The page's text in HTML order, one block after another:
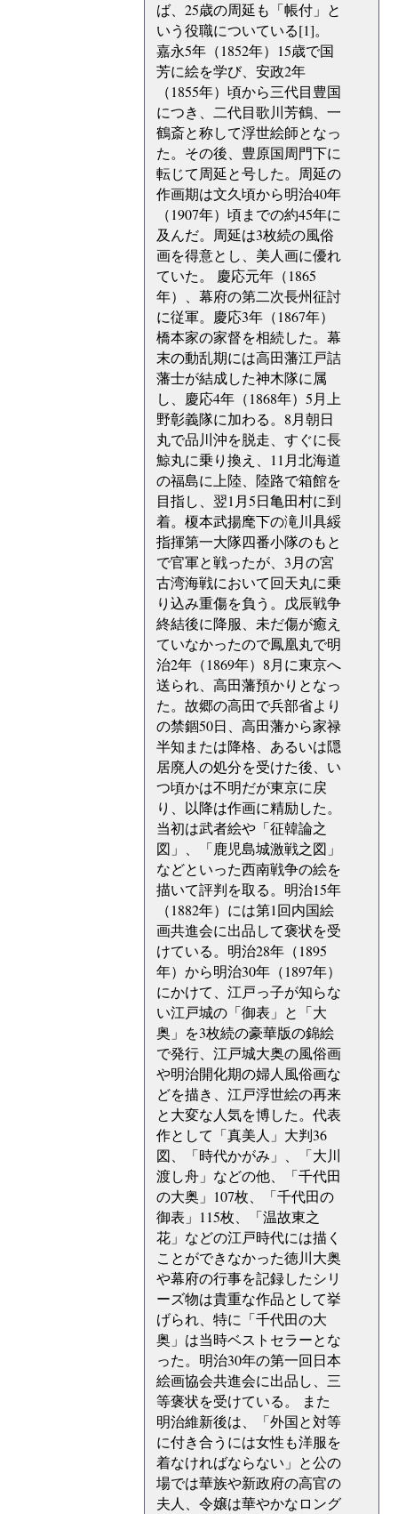
ば、25歳の周延も「帳付」と
いう役職についている[1]。
嘉永5年（1852年）15歳で国
芳に絵を学び、安政2年
（1855年）頃から三代目豊国
につき、二代目歌川芳鶴、一
鶴斎と称して浮世絵師となっ
た。その後、豊原国周門下に
転じて周延と号した。周延の
作画期は文久頃から明治40年
（1907年）頃までの約45年に
及んだ。周延は3枚続の風俗
画を得意とし、美人画に優れ
ていた。 慶応元年（1865
年）、幕府の第二次長州征討
に従軍。慶応3年（1867年）
橋本家の家督を相続した。幕
末の動乱期には高田藩江戸詰
藩士が結成した神木隊に属
し、慶応4年（1868年）5月上
野彰義隊に加わる。8月朝日
丸で品川沖を脱走、すぐに長
鯨丸に乗り換え、11月北海道
の福島に上陸、陸路で箱館を
目指し、翌1月5日亀田村に到
着。榎本武揚麾下の滝川具綏
指揮第一大隊四番小隊のもと
で官軍と戦ったが、3月の宮
古湾海戦において回天丸に乗
り込み重傷を負う。戊辰戦争
終結後に降服、未だ傷が癒え
ていなかったので鳳凰丸で明
治2年（1869年）8月に東京へ
送られ、高田藩預かりとなっ
た。故郷の高田で兵部省より
の禁錮50日、高田藩から家禄
半知または降格、あるいは隠
居廃人の処分を受けた後、い
つ頃かは不明だが東京に戻
り、以降は作画に精励した。
当初は武者絵や「征韓論之
図」、「鹿児島城激戦之図」
などといった西南戦争の絵を
描いて評判を取る。明治15年
（1882年）には第1回内国絵
画共進会に出品して褒状を受
けている。明治28年（1895
年）から明治30年（1897年）
にかけて、江戸っ子が知らな
い江戸城の「御表」と「大
奥」を3枚続の豪華版の錦絵
で発行、江戸城大奥の風俗画
や明治開化期の婦人風俗画な
どを描き、江戸浮世絵の再来
と大変な人気を博した。代表
作として「真美人」大判36
図、「時代かがみ」、「大川
渡し舟」などの他、「千代田
の大奥」107枚、「千代田の
御表」115枚、「温故東之
花」などの江戸時代には描く
ことができなかった徳川大奥
や幕府の行事を記録したシリ
ーズ物は貴重な作品として挙
げられ、特に「千代田の大
奥」は当時ベストセラーとな
った。明治30年の第一回日本
絵画協会共進会に出品し、三
等褒状を受けている。 また
明治維新後は、「外国と対等
に付き合うには女性も洋服を
着なければならない」と公の
場では華族や新政府の高官の
夫人、令嬢は華やかなロング